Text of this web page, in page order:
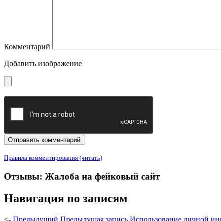
Комментарий
Добавить изображение
Правила комментирования (читать)
Отзывы: Жалоба на фейковый сайт
Навигация по записям
<- Предыдущий Предыдущая запись Использование личной